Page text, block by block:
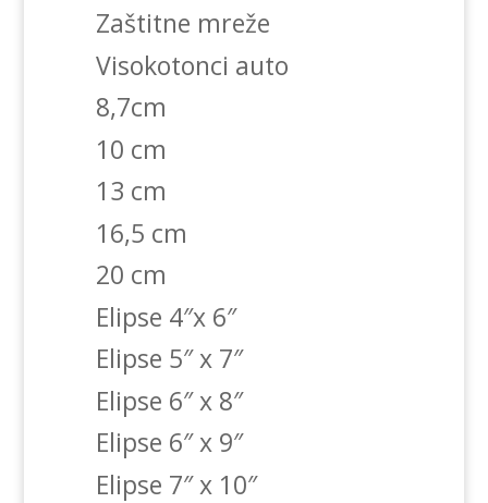
Zaštitne mreže
Visokotonci auto
8,7cm
10 cm
13 cm
16,5 cm
20 cm
Elipse 4″x 6″
Elipse 5″ x 7″
Elipse 6″ x 8″
Elipse 6″ x 9″
Elipse 7″ x 10″